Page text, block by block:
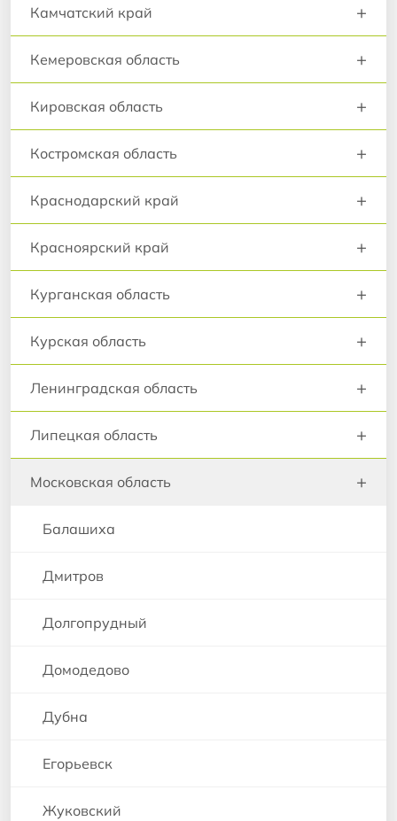
Камчатский край +
Кемеровская область +
Кировская область +
Костромская область +
Краснодарский край +
Красноярский край +
Курганская область +
Курская область +
Ленинградская область +
Липецкая область +
Московская область +
Балашиха
Дмитров
Долгопрудный
Домодедово
Дубна
Егорьевск
Жуковский